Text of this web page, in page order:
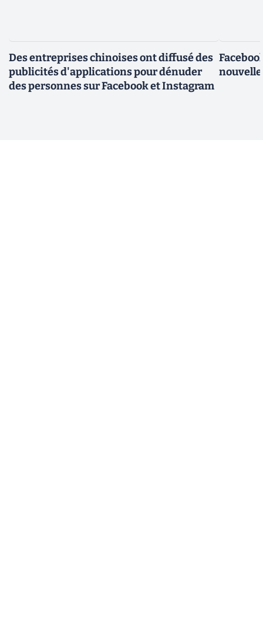
Des entreprises chinoises ont diffusé des
publicités d'applications pour dénuder
des personnes sur Facebook et Instagram